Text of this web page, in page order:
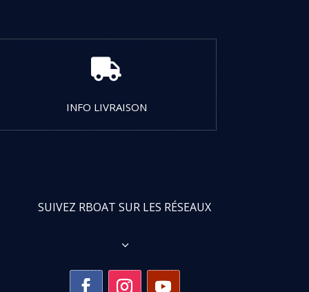

INFO LIVRAISON
SUIVEZ RBOAT SUR LES RÉSEAUX
3